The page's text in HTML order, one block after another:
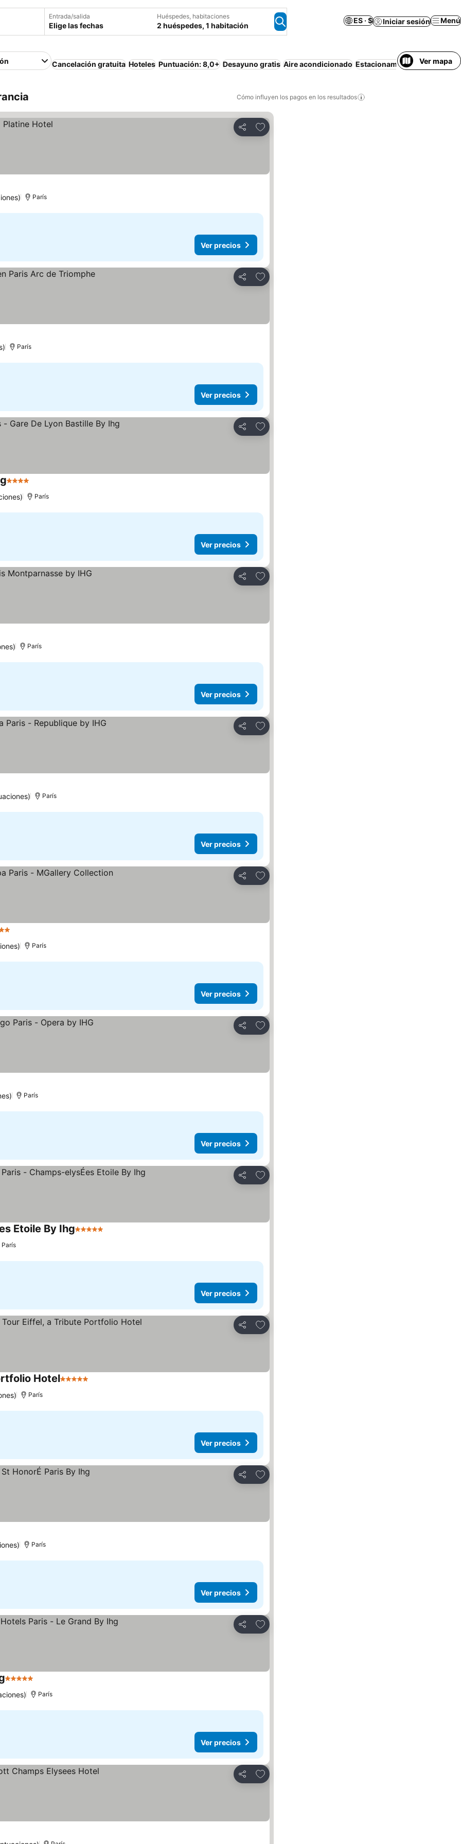
Entrada/salida
Elige las fechas
Huéspedes, habitaciones
2 huéspedes, 1 habitación
ES · $ Iniciar sesión Menú
Cancelación gratuita Hoteles Puntuación: 8,0+ Desayuno gratis Aire acondicionado Estacionamiento Ver mapa
Cómo influyen los pagos en los resultados
Compartir
Añadir a favoritos
París
Ver precios
Compartir
Añadir a favoritos
París
Ver precios
Compartir
Añadir a favoritos
4 Estrellas
París
Ver precios
Compartir
Añadir a favoritos
París
Ver precios
Compartir
Añadir a favoritos
París
Ver precios
Compartir
Añadir a favoritos
París
Ver precios
Compartir
Añadir a favoritos
París
Ver precios
Compartir
Añadir a favoritos
Etoile By Ihg5 Estrellas
París
Ver precios
Compartir
Añadir a favoritos
Hotel5 Estrellas
París
Ver precios
Compartir
Añadir a favoritos
París
Ver precios
Compartir
Añadir a favoritos
5 Estrellas
París
Ver precios
Compartir
Añadir a favoritos